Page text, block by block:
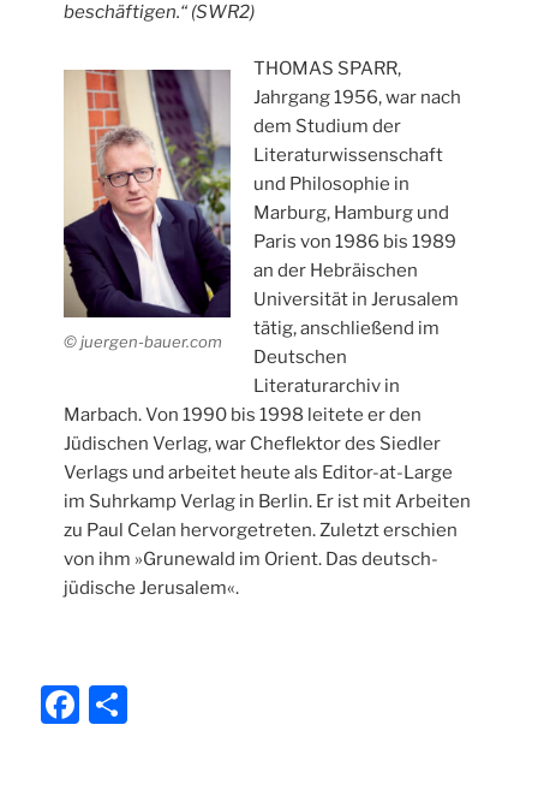
beschäftigen.“ (SWR2)
© juergen-bauer.com
THOMAS SPARR,
Jahrgang 1956, war nach
dem Studium der
Literaturwissenschaft
und Philosophie in
Marburg, Hamburg und
Paris von 1986 bis 1989
an der Hebräischen
Universität in Jerusalem
tätig, anschließend im
Deutschen
Literaturarchiv in
Marbach. Von 1990 bis 1998 leitete er den
Jüdischen Verlag, war Cheflektor des Siedler
Verlags und arbeitet heute als Editor-at-Large
im Suhrkamp Verlag in Berlin. Er ist mit Arbeiten
zu Paul Celan hervorgetreten. Zuletzt erschien
von ihm »Grunewald im Orient. Das deutsch-
jüdische Jerusalem«.
F